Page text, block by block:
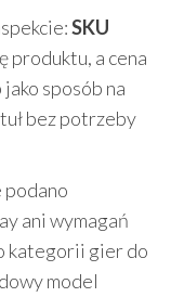
SKU
produktu, a cena
sposób na
bez potrzeby
podano
ani wymagań
kategorii gier do
model